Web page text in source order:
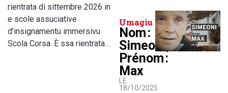
rientrata di sittembre 2026 in
e scole assuciative
d’insignamentu immersivu
Scola Corsa. È ssa rientrata…
Umagiu
Nom :
Simeoni,
Prénom :
Max
LE
18/10/2025